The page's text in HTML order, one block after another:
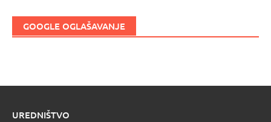
GOOGLE OGLAŠAVANJE
UREDNIŠTVO